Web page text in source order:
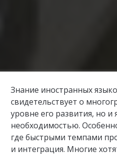
Знание иностранных
свидетельствует о
уровне его развития, но и
необходимостью.
где быстрыми темпами
и интеграция. Многие